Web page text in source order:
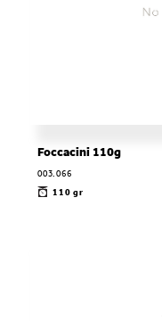
Foccacini 110g
003.066
110 gr